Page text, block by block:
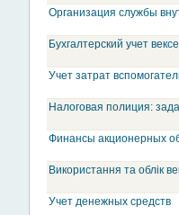
Организация службы
Бухгалтерский учет
Учет затрат
Налоговая полиция:
Финансы акционерных
Використання та облік
Учет денежных средств